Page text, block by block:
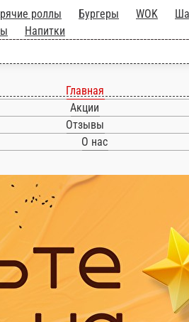
Главная
Акции
Отзывы
О нас
Горячие роллы Бургеры WOK
Соусы Напитки